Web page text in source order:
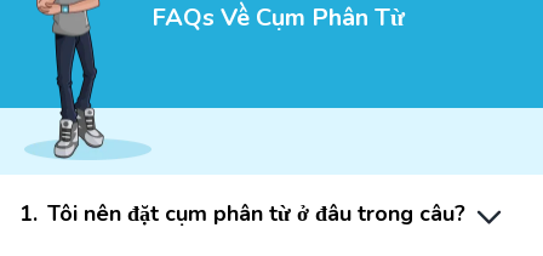
FAQs Về Cụm Phân Từ
1. Tôi nên đặt cụm phân từ ở đâu trong câu?